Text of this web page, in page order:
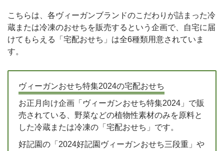
こちらは、各ヴィーガンブランドのこだわりが詰まった冷
蔵または冷凍のおせちを販売するという企画で、自宅に届
けてもらえる「宅配おせち」は全6種類用意されていま
す。
ヴィーガンおせち特集2024の宅配おせち
お正月向け企画「ヴィーガンおせち特集2024」で販
売されている、野菜などの植物性素材のみを原料と
した冷蔵または冷凍の「宅配おせち」です。
好記園の「2024好記園ヴィーガンおせち三段重」や